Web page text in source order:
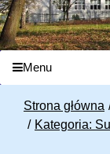
Menu
Strona główna
Kategoria: